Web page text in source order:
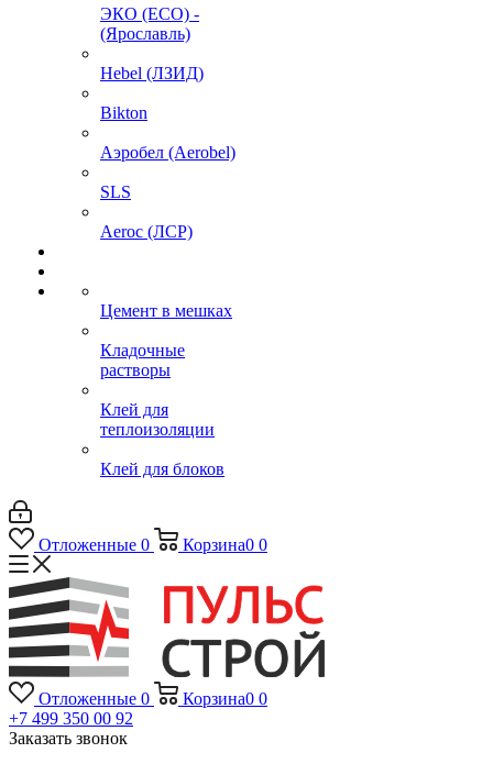
ЭКО (ECO) -
(Ярославль)
Hebel (ЛЗИД)
Bikton
Аэробел (Aerobel)
SLS
Aeroc (ЛСР)
Цемент в мешках
Кладочные
растворы
Клей для
теплоизоляции
Клей для блоков
Отложенные 0 Корзина0 0
Отложенные 0 Корзина0 0
+7 499 350 00 92
Заказать звонок